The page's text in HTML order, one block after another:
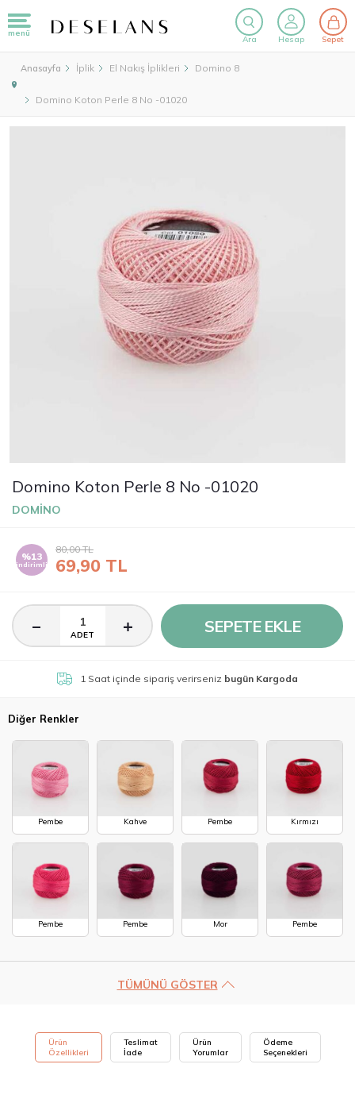
menü
Ara Hesap Sepet
Anasayfa İplik El Nakış İplikleri Domino 8
Domino Koton Perle 8 No -01020
Domino Koton Perle 8 No -01020
DOMİNO
%13
indirimli 69,90 TL
80,00TL
ADET SEPETE EKLE
1 Saat içinde sipariş verirseniz bugün Kargoda
Diğer Renkler
Pembe Kahve Pembe Kırmızı
Pembe Pembe Mor Pembe
TÜMÜNÜ GÖSTER
Ürün
Özellikleri
Teslimat
İade
Ürün
Yorumlar
Ödeme
Seçenekleri